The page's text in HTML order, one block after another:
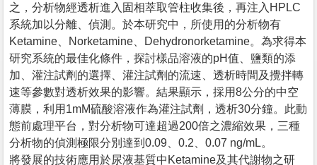
之，分析物經透析進入固相萃取管柱收集後，再注入HPLC
系統加以分離、偵測。於本研究中，所使用的分析物有
Ketamine、Norketamine、Dehydronorketamine。為求得本
研究系統的最佳化條件，探討樣品溶液的pH值、鹽類的添
加、灌注試劑的選擇、灌注試劑的流速、透析時間及攪拌轉
速等參數對透析效果的影響。結果顯示，採用8公分的中空
薄膜，利用1mM硫酸溶液作為灌注試劑，透析30分鐘。此動
態前處理平台，對分析物可達超過200倍之濃縮效果，三種
分析物的偵測極限分別達到0.09、0.2、0.07 ng/mL。
將發展的技術應用於尿液基質中Ketamine及其代謝物之研